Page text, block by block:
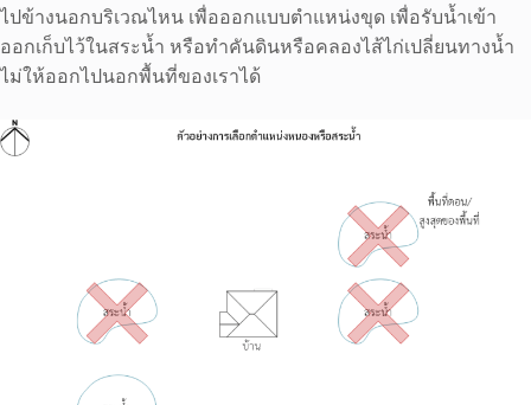
ไปข้างนอกบริเวณไหน เพื่อออกแบบตำแหน่งขุด เพื่อรับน้ำเข้า
ออกเก็บไว้ในสระน้ำ หรือทำคันดินหรือคลองไส้ไก่เปลี่ยนทางน้ำ
ไม่ให้ออกไปนอกพื้นที่ของเราได้